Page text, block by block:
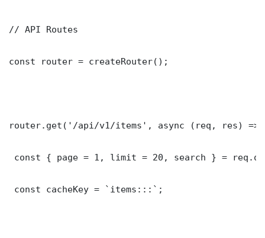
// API Routes
const router = createRouter();
router.get('/api/v1/items', async (req, res) =>
const { page = 1, limit = 20, search } =
const cacheKey = `items:::`;